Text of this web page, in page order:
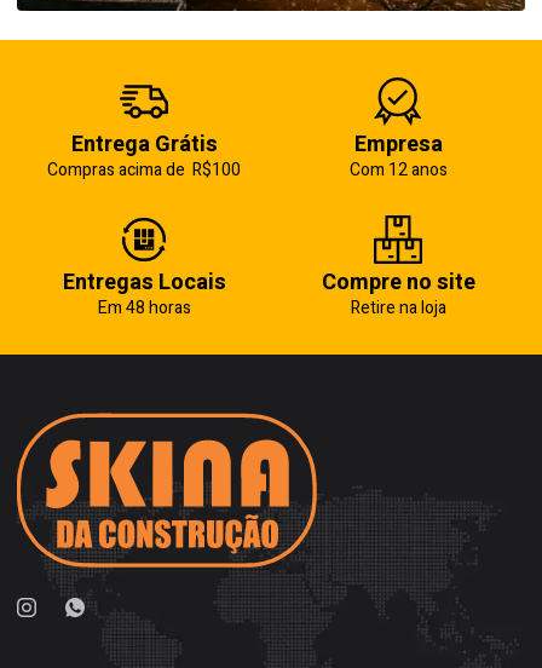
Entrega Grátis
Compras acima de R$100
Empresa
Com 12 anos
Entregas Locais
Em 48 horas
Compre no site
Retire na loja